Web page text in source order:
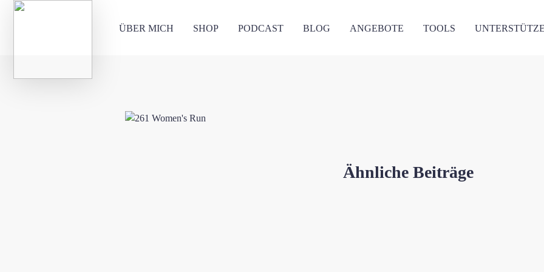
ÜBER MICH SHOP PODCAST BLOG ANGEBOTE TOOLS
Ähnliche Beiträge